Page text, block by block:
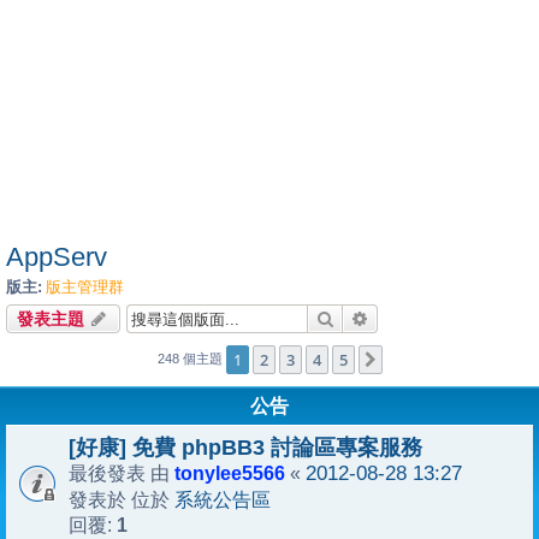
AppServ
版主: 版主管理群
發表主題 搜尋
248 個主題 1 2 3 4 5
公告
[好康] 免費 phpBB3 討論區專案服務
最後發表 由 tonylee5566 « 2012-08-28 13:27
發表於 位於 系統公告區
回覆: 1